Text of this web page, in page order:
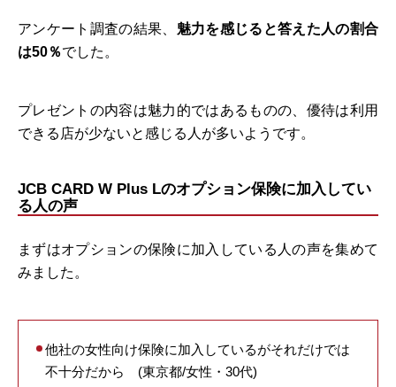
アンケート調査の結果、 魅力を感じると答えた人の割合
は50％でした。
プレゼントの内容は魅力的ではあるものの、優待は利用
できる店が少ないと感じる人が多いようです。
JCB CARD W Plus Lのオプション保険に加入してい
る人の声
まずはオプションの保険に加入している人の声を集めて
みました。
他社の女性向け保険に加入しているがそれだけでは
不十分だから (東京都/女性・30代)